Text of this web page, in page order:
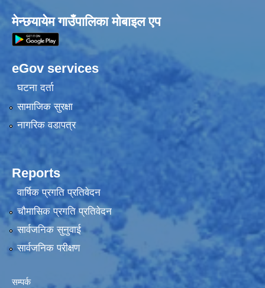
मेन्छयायेम गाउँपालिका मोबाइल एप
eGov services
घटना दर्ता
सामाजिक सुरक्षा
नागरिक वडापत्र
Reports
वार्षिक प्रगति प्रतिवेदन
चौमासिक प्रगति प्रतिवेदन
सार्वजनिक सुनुवाई
सार्वजनिक परीक्षण
सम्पर्क